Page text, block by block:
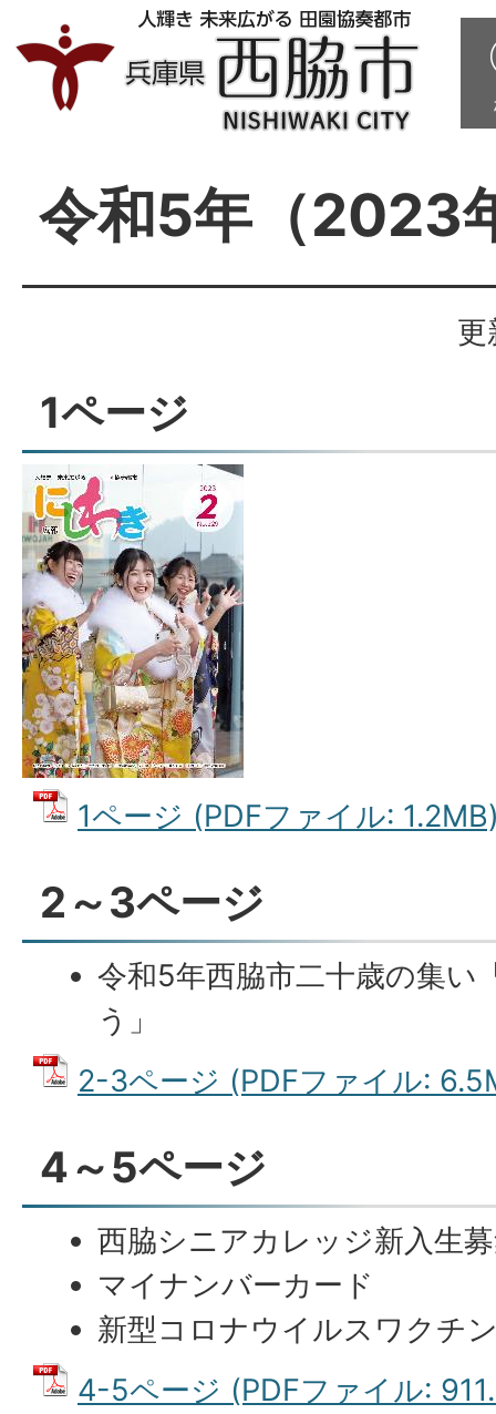
令和5年（2023
更
1ページ
1ページ (PDFファイル:
2～3ページ
令和5年西脇市二十歳の集い
う」
2-3ページ (PDFファイル:
4～5ページ
西脇シニアカレッジ新入生
マイナンバーカード
新型コロナウイルスワクチ
4-5ページ (PDFファイル: